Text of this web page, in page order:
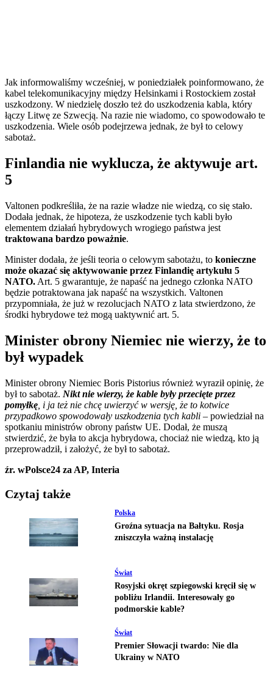
Jak informowaliśmy wcześniej, w poniedziałek poinformowano, że
kabel telekomunikacyjny między Helsinkami i Rostockiem został
uszkodzony. W niedzielę doszło też do uszkodzenia kabla, który
łączy Litwę ze Szwecją. Na razie nie wiadomo, co spowodowało te
uszkodzenia. Wiele osób podejrzewa jednak, że był to celowy
sabotaż.
Finlandia nie wyklucza, że aktywuje art.
5
Valtonen podkreśliła, że na razie władze nie wiedzą, co się stało.
Dodała jednak, że hipoteza, że uszkodzenie tych kabli było
elementem działań hybrydowych wrogiego państwa jest
traktowana bardzo poważnie.
Minister dodała, że jeśli teoria o celowym sabotażu, to konieczne
może okazać się aktywowanie przez Finlandię artykułu 5
NATO. Art. 5 gwarantuje, że napaść na jednego członka NATO
będzie potraktowana jak napaść na wszystkich. Valtonen
przypomniała, że już w rezolucjach NATO z lata stwierdzono, że
środki hybrydowe też mogą uaktywnić art. 5.
Minister obrony Niemiec nie wierzy, że to
był wypadek
Minister obrony Niemiec Boris Pistorius również wyraził opinię, że
był to sabotaż. Nikt nie wierzy, że kable były przecięte przez
pomyłkę , i ja też nie chcę uwierzyć w wersję, że to kotwice
przypadkowo spowodowały uszkodzenia tych kabli – powiedział na
spotkaniu ministrów obrony państw UE. Dodał, że muszą
stwierdzić, że była to akcja hybrydowa, chociaż nie wiedzą, kto ją
przeprowadził, i założyć, że był to sabotaż.
źr. wPolsce24 za AP, Interia
Czytaj także
Polska
Groźna sytuacja na Bałtyku. Rosja
zniszczyła ważną instalację
Świat
Rosyjski okręt szpiegowski kręcił się w
pobliżu Irlandii. Interesowały go
podmorskie kable?
Świat
Premier Słowacji twardo: Nie dla
Ukrainy w NATO